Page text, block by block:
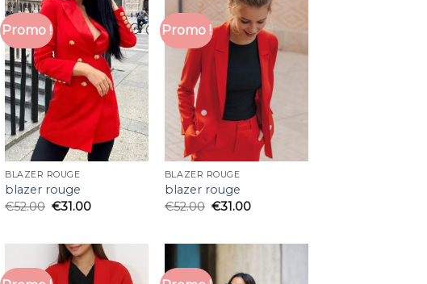
Promo !
BLAZER ROUGE
blazer rouge
€52.00 €31.00
Promo !
BLAZER ROUGE
blazer rouge
€52.00 €31.00